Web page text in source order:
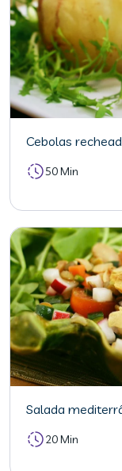
Cebolas
50 Min
Salada
20 Min